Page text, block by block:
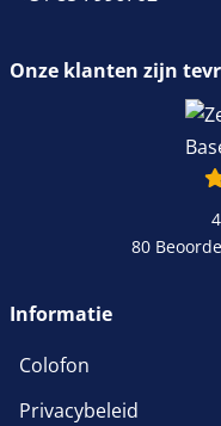
Onze klanten zijn
80
Informatie
Colofon
Privacybeleid